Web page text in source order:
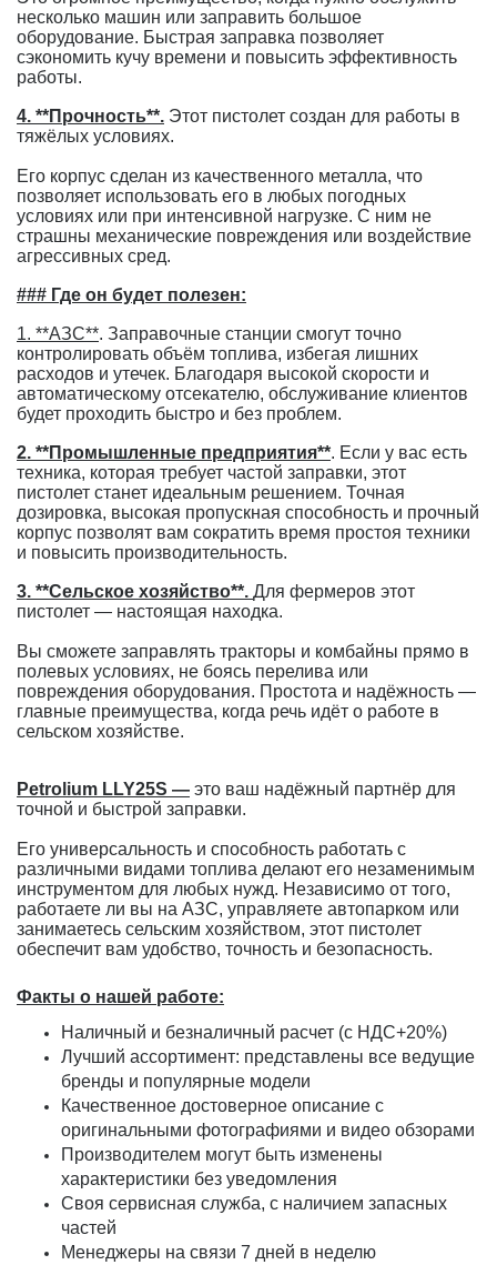
несколько машин или заправить большое
оборудование. Быстрая заправка позволяет
сэкономить кучу времени и повысить эффективность
работы.
4. **Прочность**. Этот пистолет создан для работы в
тяжёлых условиях.
Его корпус сделан из качественного металла, что
позволяет использовать его в любых погодных
условиях или при интенсивной нагрузке. С ним не
страшны механические повреждения или воздействие
агрессивных сред.
### Где он будет полезен:
1. **АЗС**. Заправочные станции смогут точно
контролировать объём топлива, избегая лишних
расходов и утечек. Благодаря высокой скорости и
автоматическому отсекателю, обслуживание клиентов
будет проходить быстро и без проблем.
2. **Промышленные предприятия**. Если у вас есть
техника, которая требует частой заправки, этот
пистолет станет идеальным решением. Точная
дозировка, высокая пропускная способность и прочный
корпус позволят вам сократить время простоя техники
и повысить производительность.
3. **Сельское хозяйство**. Для фермеров этот
пистолет — настоящая находка.
Вы сможете заправлять тракторы и комбайны прямо в
полевых условиях, не боясь перелива или
повреждения оборудования. Простота и надёжность —
главные преимущества, когда речь идёт о работе в
сельском хозяйстве.
Petrolium LLY25S — это ваш надёжный партнёр для
точной и быстрой заправки.
Его универсальность и способность работать с
различными видами топлива делают его незаменимым
инструментом для любых нужд. Независимо от того,
работаете ли вы на АЗС, управляете автопарком или
занимаетесь сельским хозяйством, этот пистолет
обеспечит вам удобство, точность и безопасность.
Факты о нашей работе:
Наличный и безналичный расчет (с НДС+20%)
Лучший ассортимент: представлены все ведущие
бренды и популярные модели
Качественное достоверное описание с
оригинальными фотографиями и видео обзорами
Производителем могут быть изменены
характеристики без уведомления
Своя сервисная служба, с наличием запасных
частей
Менеджеры на связи 7 дней в неделю